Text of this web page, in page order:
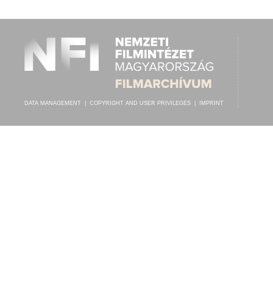
ARTIST: POLYDOR TÁNCZENEKAR, VEZÉNYEL:LUTZ TEMPLIN
DATA MANAGEMENT COPYRIGHT AND USER PRIVILEGES IMPRINT